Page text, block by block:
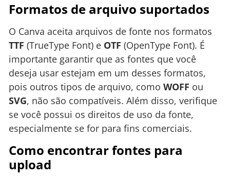
Formatos de arquivo suportados
O Canva aceita arquivos de fonte nos formatos
TTF (TrueType Font) e OTF (OpenType Font). É
importante garantir que as fontes que você
deseja usar estejam em um desses formatos,
pois outros tipos de arquivo, como WOFF ou
SVG, não são compatíveis. Além disso, verifique
se você possui os direitos de uso da fonte,
especialmente se for para fins comerciais.
Como encontrar fontes para
upload